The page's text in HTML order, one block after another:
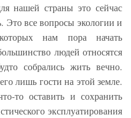
нашей страны это сейчас
Это все вопросы экологии и
нам пора начать
людей относятся
собрались жить вечно.
лишь гости на этой земле.
то оставить и сохранить
эксплуатирования